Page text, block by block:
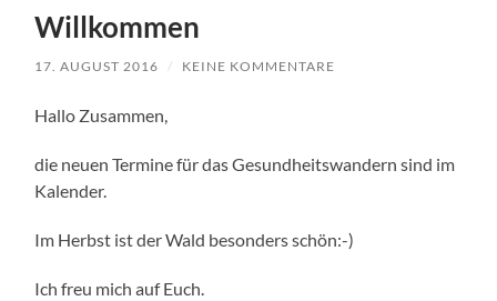
Willkommen
17. AUGUST 2016 / KEINE KOMMENTARE
Hallo Zusammen,
die neuen Termine für das Gesundheitswandern sind im
Kalender.
Im Herbst ist der Wald besonders schön:-)
Ich freu mich auf Euch.